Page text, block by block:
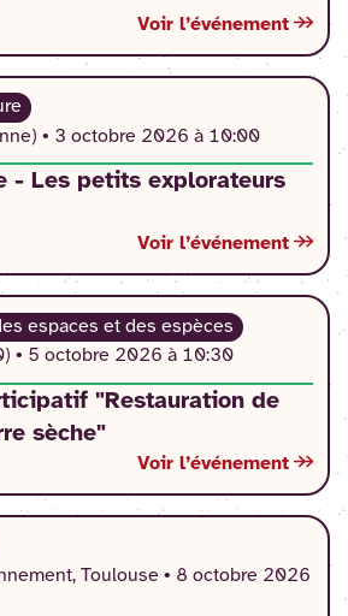
Voir l’événement
• 3 octobre 2026 à 10:00
- Les petits explorateurs
Voir l’événement
espaces et des espèces
• 5 octobre 2026 à 10:30
"Restauration de
sèche"
Voir l’événement
Toulouse • 8 octobre 2026